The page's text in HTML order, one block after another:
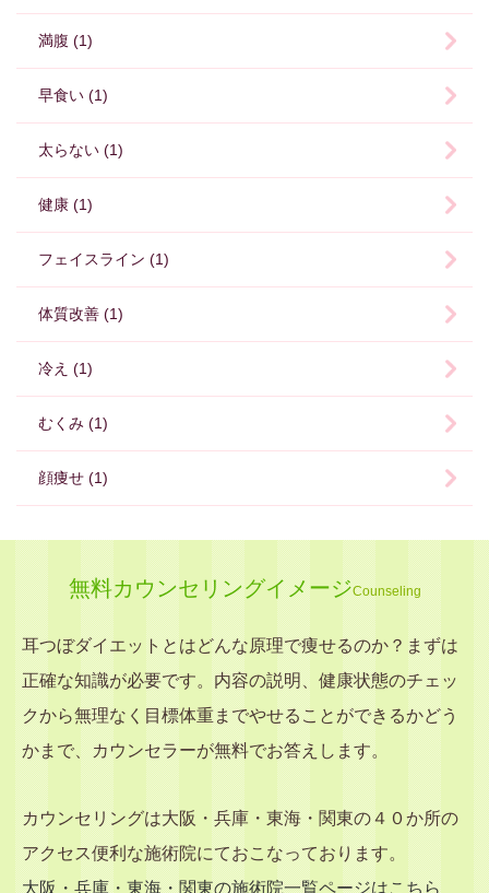
満腹 (1)
早食い (1)
太らない (1)
健康 (1)
フェイスライン (1)
体質改善 (1)
冷え (1)
むくみ (1)
顔痩せ (1)
無料カウンセリングイメージCounseling
耳つぼダイエットとはどんな原理で痩せるのか？まずは
正確な知識が必要です。内容の説明、健康状態のチェッ
クから無理なく目標体重までやせることができるかどう
かまで、カウンセラーが無料でお答えします。
カウンセリングは大阪・兵庫・東海・関東の４０か所の
アクセス便利な施術院にておこなっております。
大阪・兵庫・東海・関東の施術院一覧ページはこちら